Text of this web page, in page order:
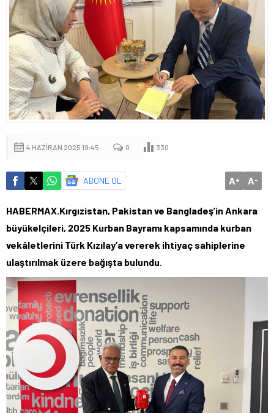
4 HAZIRAN 2025 19:45 0 330
ABONE OL A+ A-
HABERMAX.Kırgızistan, Pakistan ve Bangladeş’in Ankara
büyükelçileri, 2025 Kurban Bayramı kapsamında kurban
vekâletlerini Türk Kızılay’a vererek ihtiyaç sahiplerine
ulaştırılmak üzere bağışta bulundu